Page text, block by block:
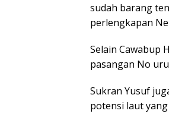
sudah barang
perlengkapan
Selain Cawabup
pasangan No
Sukran Yusuf
potensi laut